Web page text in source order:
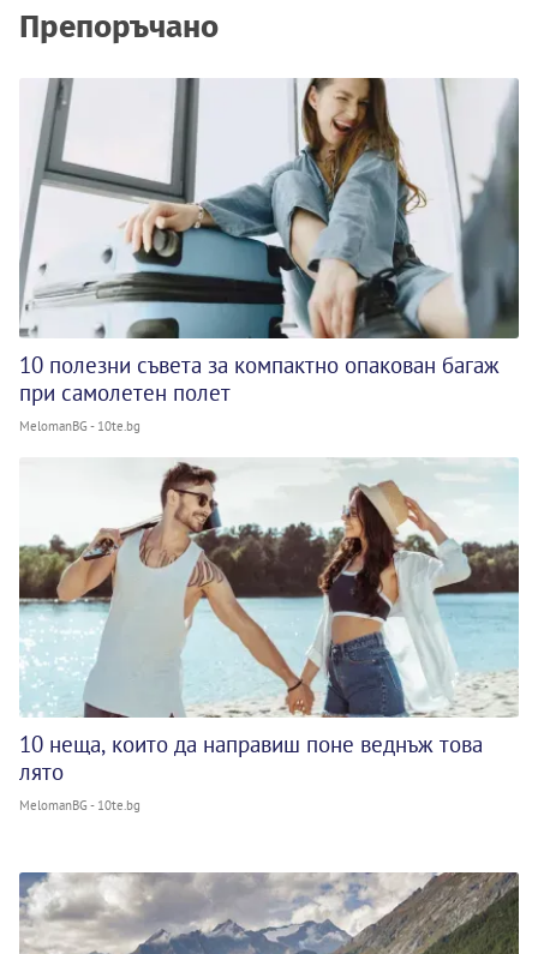
Препоръчано
10 полезни съвета за компактно опакован багаж
при самолетен полет
MelomanBG - 10te.bg
10 неща, които да направиш поне веднъж това
лято
MelomanBG - 10te.bg